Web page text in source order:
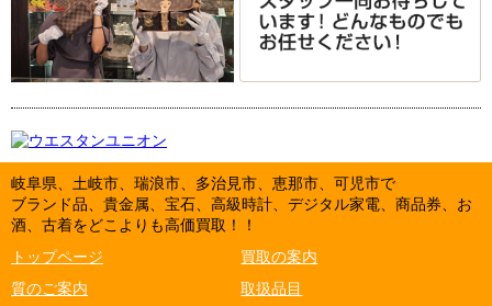
岐阜県、土岐市、瑞浪市、多治見市、恵那市、可児市で
ブランド品、貴金属、宝石、高級時計、デジタル家電、商品券、お
酒、古着をどこよりも高価買取！！
トップページ
買取の案内
質のご案内
取扱品目